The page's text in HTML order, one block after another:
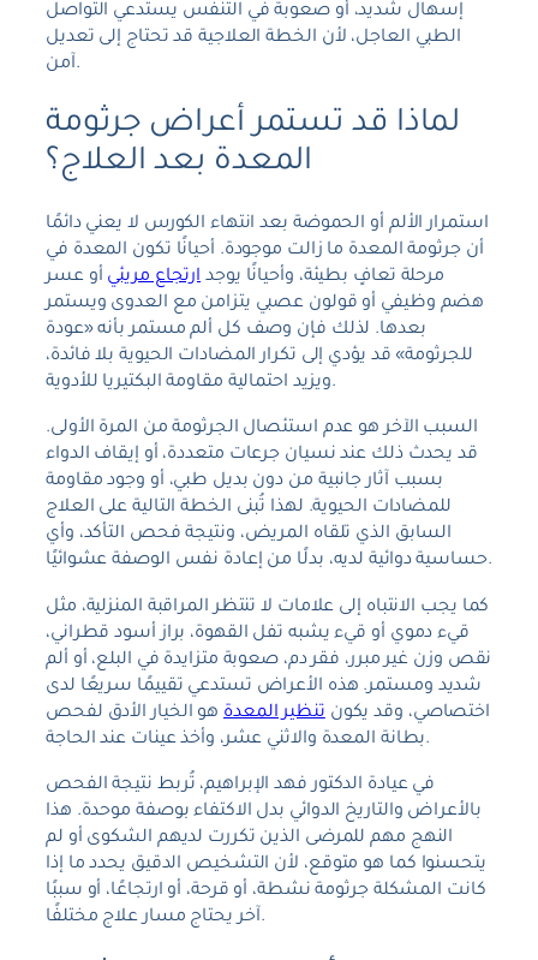
إسهال شديد، أو صعوبة في التنفس يستدعي التواصل
الطبي العاجل، لأن الخطة العلاجية قد تحتاج إلى تعديل
آمن.
لماذا قد تستمر أعراض جرثومة
المعدة بعد العلاج؟
استمرار الألم أو الحموضة بعد انتهاء الكورس لا يعني دائمًا
أن جرثومة المعدة ما زالت موجودة. أحيانًا تكون المعدة في
مرحلة تعافٍ بطيئة، وأحيانًا يوجدارتجاع مريئي أو عسر
هضم وظيفي أو قولون عصبي يتزامن مع العدوى ويستمر
بعدها. لذلك فإن وصف كل ألم مستمر بأنه «عودة
للجرثومة» قد يؤدي إلى تكرار المضادات الحيوية بلا فائدة،
ويزيد احتمالية مقاومة البكتيريا للأدوية.
السبب الآخر هو عدم استئصال الجرثومة من المرة الأولى.
قد يحدث ذلك عند نسيان جرعات متعددة، أو إيقاف الدواء
بسبب آثار جانبية من دون بديل طبي، أو وجود مقاومة
للمضادات الحيوية. لهذا تُبنى الخطة التالية على العلاج
السابق الذي تلقاه المريض، ونتيجة فحص التأكد، وأي
حساسية دوائية لديه، بدلًا من إعادة نفس الوصفة عشوائيًا.
كما يجب الانتباه إلى علامات لا تنتظر المراقبة المنزلية، مثل
قيء دموي أو قيء يشبه تفل القهوة، براز أسود قطراني،
نقص وزن غير مبرر، فقر دم، صعوبة متزايدة في البلع، أو ألم
شديد ومستمر. هذه الأعراض تستدعي تقييمًا سريعًا لدى
اختصاصي، وقد يكونتنظير المعدة هو الخيار الأدق لفحص
بطانة المعدة والاثني عشر، وأخذ عينات عند الحاجة.
في عيادة الدكتور فهد الإبراهيم، تُربط نتيجة الفحص
بالأعراض والتاريخ الدوائي بدل الاكتفاء بوصفة موحدة. هذا
النهج مهم للمرضى الذين تكررت لديهم الشكوى أو لم
يتحسنوا كما هو متوقع، لأن التشخيص الدقيق يحدد ما إذا
كانت المشكلة جرثومة نشطة، أو قرحة، أو ارتجاعًا، أو سببًا
آخر يحتاج مسار علاج مختلفًا.